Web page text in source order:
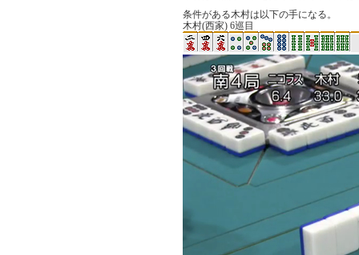
条件がある木村は以下の手になる。
木村(西家) 6巡目